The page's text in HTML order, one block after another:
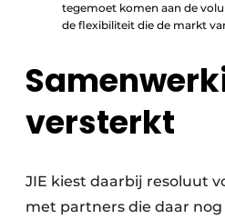
tegemoet komen aan de
de flexibiliteit die de markt
versterkt
JIE kiest daarbij resoluut
met partners die daar